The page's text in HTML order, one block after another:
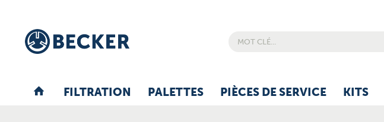
FILTRATION PALETTES PIÈCES DE SERVICE KITS